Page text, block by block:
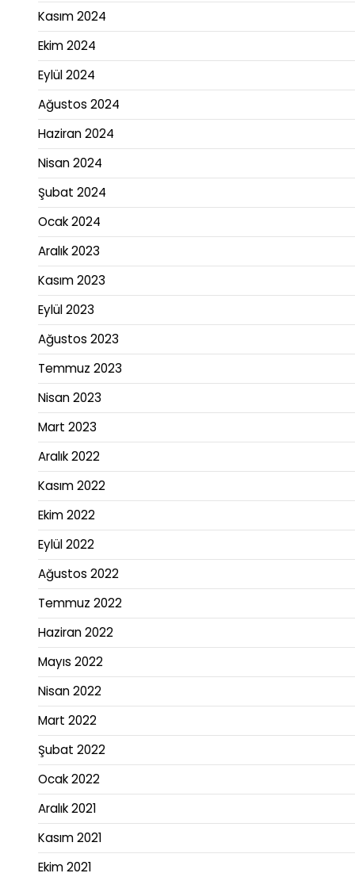
Kasım 2024
Ekim 2024
Eylül 2024
Ağustos 2024
Haziran 2024
Nisan 2024
Şubat 2024
Ocak 2024
Aralık 2023
Kasım 2023
Eylül 2023
Ağustos 2023
Temmuz 2023
Nisan 2023
Mart 2023
Aralık 2022
Kasım 2022
Ekim 2022
Eylül 2022
Ağustos 2022
Temmuz 2022
Haziran 2022
Mayıs 2022
Nisan 2022
Mart 2022
Şubat 2022
Ocak 2022
Aralık 2021
Kasım 2021
Ekim 2021